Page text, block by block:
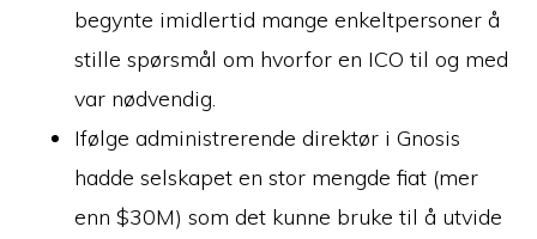
begynte imidlertid mange enkeltpersoner å
stille spørsmål om hvorfor en ICO til og med
var nødvendig.
Ifølge administrerende direktør i Gnosis
hadde selskapet en stor mengde fiat (mer
enn $30M) som det kunne bruke til å utvide